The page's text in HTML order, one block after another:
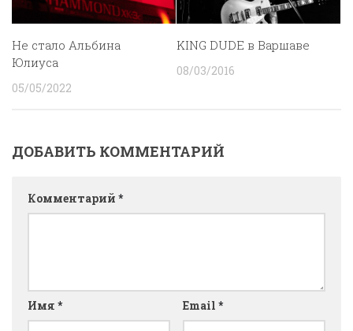
Не стало Альбина
Юлиуса
05/05/2022
KING DUDE в Варшаве
08/03/2016
ДОБАВИТЬ КОММЕНТАРИЙ
Комментарий *
Имя * Email *